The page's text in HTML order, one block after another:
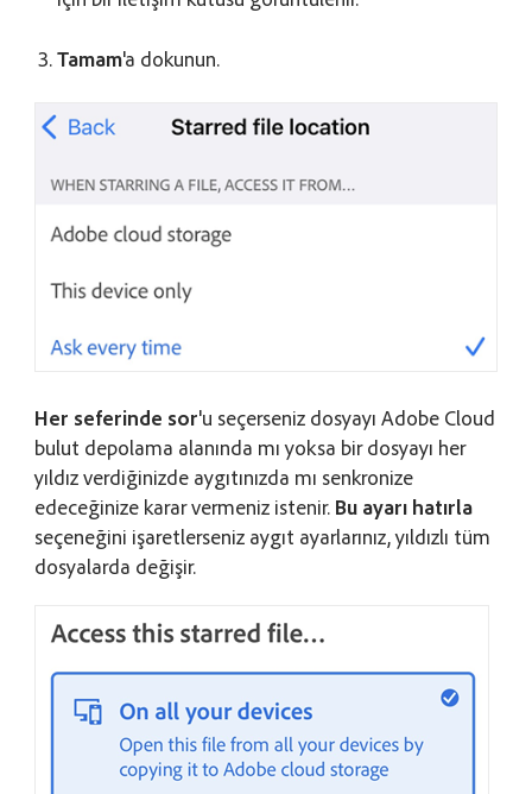
Tamam'a dokunun.
Her seferinde sor'u seçerseniz dosyayı Adobe Cloud
bulut depolama alanında mı yoksa bir dosyayı her
yıldız verdiğinizde aygıtınızda mı senkronize
edeceğinize karar vermeniz istenir. Bu ayarı hatırla
seçeneğini işaretlerseniz aygıt ayarlarınız, yıldızlı tüm
dosyalarda değişir.